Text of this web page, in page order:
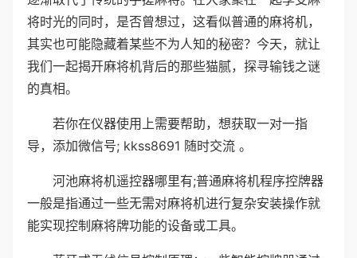
将时光的同时，是否曾想过，这看似普通的麻将机，
其实也可能隐藏着某些不为人知的秘密？今天，就让
我们一起揭开麻将机背后的那些猫腻，探寻输钱之谜
的真相。
若你在仪器使用上需要帮助，想获取一对一指
导，添加微信号; kkss8691 随时交流 。
河池麻将机遥控器哪里有;普通麻将机程序控牌器
一般是指通过一些无需对麻将机进行复杂安装操作就
能实现控制麻将牌功能的设备或工具。